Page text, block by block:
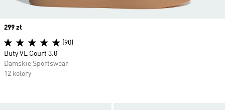
Price
299 zł
(90)
Buty VL Court 3.0
Damskie Sportswear
12 kolory